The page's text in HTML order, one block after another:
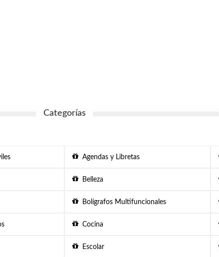
Categorías
Agendas y Libretas
Belleza
Bolígrafos Multifuncionales
Cocina
Escolar